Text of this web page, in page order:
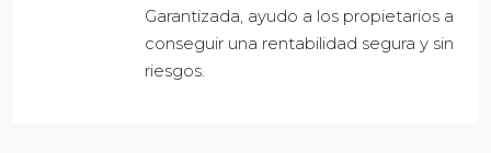
Garantizada, ayudo a los propietarios a
conseguir una rentabilidad segura y sin
riesgos.